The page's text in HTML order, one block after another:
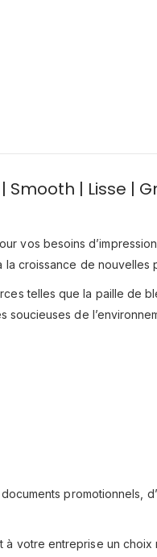
Smooth | Lisse |
vos besoins
croissance de nouvelles
telles que la paille de
de
promotionnels,
votre entreprise un